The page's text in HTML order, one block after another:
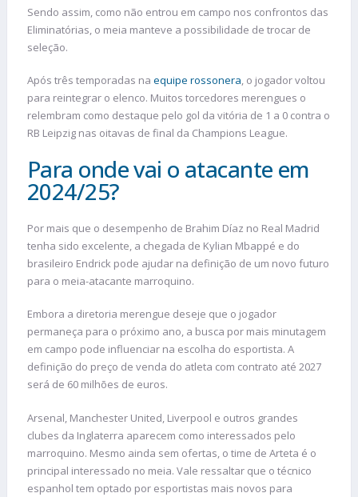
Sendo assim, como não entrou em campo nos confrontos das
Eliminatórias, o meia manteve a possibilidade de trocar de
seleção.
Após três temporadas na equipe rossonera, o jogador voltou
para reintegrar o elenco. Muitos torcedores merengues o
relembram como destaque pelo gol da vitória de 1 a 0 contra o
RB Leipzig nas oitavas de final da Champions League.
Para onde vai o atacante em
2024/25?
Por mais que o desempenho de Brahim Díaz no Real Madrid
tenha sido excelente, a chegada de Kylian Mbappé e do
brasileiro Endrick pode ajudar na definição de um novo futuro
para o meia-atacante marroquino.
Embora a diretoria merengue deseje que o jogador
permaneça para o próximo ano, a busca por mais minutagem
em campo pode influenciar na escolha do esportista. A
definição do preço de venda do atleta com contrato até 2027
será de 60 milhões de euros.
Arsenal, Manchester United, Liverpool e outros grandes
clubes da Inglaterra aparecem como interessados pelo
marroquino. Mesmo ainda sem ofertas, o time de Arteta é o
principal interessado no meia. Vale ressaltar que o técnico
espanhol tem optado por esportistas mais novos para